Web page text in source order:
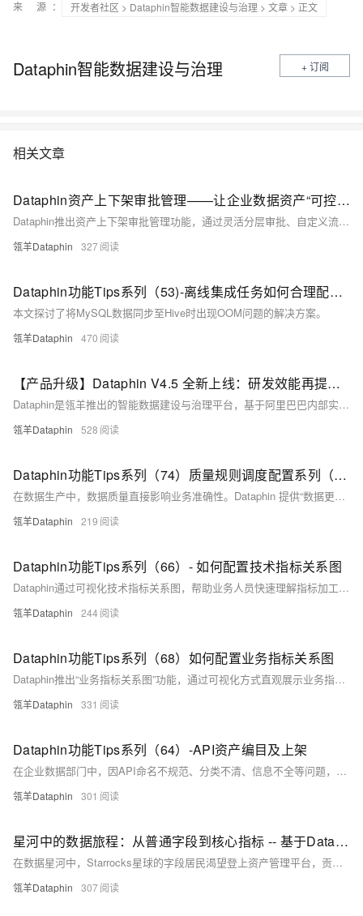
来 源： 开发者社区 > Dataphin智能数据建设与治理 > 文章 > 正文
Dataphin智能数据建设与治理 + 订阅
相关文章
Dataphin资产上下架审批管理——让企业数据资产“可控、可追溯、高效流转”
Dataphin推出资产上下架审批管理功能，通过灵活分层审批、自定义流程模板及对接企业OA系统，实现数据资产全生命周期的统一管控与高效流转，提升数据安全与运营效率。
瓴羊Dataphin 327
Dataphin功能Tips系列（53)-离线集成任务如何合理配置JVM资源
本文探讨了将MySQL数据同步至Hive时出现OOM问题的解决方案。
瓴羊Dataphin 470
【产品升级】Dataphin V4.5 全新上线：研发效能再提升，资产运营更高效
Dataphin是瓴羊推出的智能数据建设与治理平台，基于阿里巴巴内部实践，提供一站式数据建设与治理能力。V4.5版本研发新增支持GaussDB和TDH 9.3.x作为离线计算引擎、支持MySQL分库分表集成、读取和写入MaxCompute Delta及Hudi湖仓表等；资产运营与消费持续提效，支持批量导入和导出目录与资产信息、对API按照主题进行编目并上架到资产目录、增加资产的血缘、质量评分和元数据变更记录等。
瓴羊Dataphin 528
Dataphin功能Tips系列（74）质量规则调度配置系列（1）-数据更新触发调度
在数据生产中，数据质量直接影响业务准确性。Dataphin 提供“数据更新触发调度”功能，结合强规则校验，可在数据更新时自动检测质量，异常时阻断下游任务，防止脏数据扩散，保障数据准确性与流程稳定。
瓴羊Dataphin 219
Dataphin功能Tips系列（66）- 如何配置技术指标关系图
Dataphin通过可视化技术指标关系图，帮助业务人员快速理解指标加工逻辑。
瓴羊Dataphin 244
Dataphin功能Tips系列（68）如何配置业务指标关系图
Dataphin推出“业务指标关系图”功能，通过可视化方式直观展示业务指标拆解关系，帮助技术人员与业务人员快速对齐指标口径，提升开发效率。以GMV为例，用户可在系统中新建指标、添加关联指标并配置关系表达式，系统自动生成多层级关系图，便于理解和协作，实现指标开发透明化与一致性。
瓴羊Dataphin 331
Dataphin功能Tips系列（64）-API资产编目及上架
在企业数据部门中，因API命名不规范、分类不清、信息不全等问题，导致业务开发人员查找困难、重复咨询、误用接口等，影响效率。Dataphin提供API资产编目与上架功能，通过目录规划、属性管理、手动/自动上架等方式，实现API的系统化管理与精准检索，提升业务响应效率。
瓴羊Dataphin 301
星河中的数据旅程：从普通字段到核心指标 -- 基于Dataphin的数据源资产全链路管理
在数据星河中，Starrocks星球的字段居民渴望登上资产管理平台，贡献数据力量。通过元数据采集、标准稽核与质量监控，字段们获得新身份“核心业务指标”。借助Dataphin平台功能，如自定义属性和QuickBI对接，它们最终参与经营分析报表，助力决策。Dataphin V4.4提升了全链路管理能力，新增大数据存储元数据采集、自定义指标等功能，释放数据潜力。加入Dataphin，探索数据无限可能！
瓴羊Dataphin 307